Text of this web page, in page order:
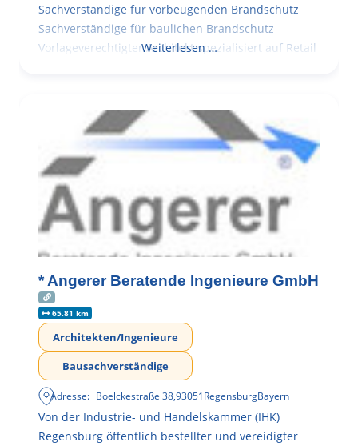
Sachverständige für vorbeugenden Brandschutz
Sachverständige für baulichen Brandschutz
Vorlageverechtigter Architekt spezialisiert auf Retail
Weiterlesen …
* Angerer Beratende Ingenieure GmbH
65.81 km
Architekten/Ingenieure
Bausachverständige
Adresse: Boelckestraße 38,93051RegensburgBayern
Von der Industrie- und Handelskammer (IHK)
Regensburg öffentlich bestellter und vereidigter